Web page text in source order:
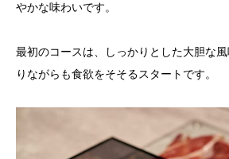
やかな味わいです。
最初のコースは、しっかりとした大胆な
りながらも食欲をそそるスタートです。